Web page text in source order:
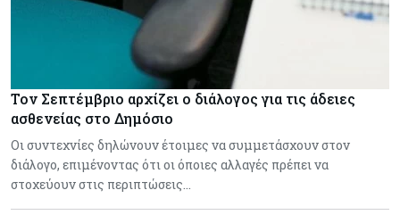
Τον Σεπτέμβριο αρχίζει ο διάλογος για τις άδειες
ασθενείας στο Δημόσιο
Οι συντεχνίες δηλώνουν έτοιμες να συμμετάσχουν στον
διάλογο, επιμένοντας ότι οι όποιες αλλαγές πρέπει να
στοχεύουν στις περιπτώσεις…